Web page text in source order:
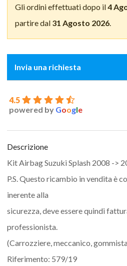
Gli ordini effettuati dopo il4
partire dal 31 Agosto 2026.
Invia una richiesta
4.5
powered by Google
Descrizione
Kit Airbag Suzuki Splash 2008 ->
P.S. Questo ricambio in vendita è
inerente alla
sicurezza, deve essere quindi
professionista.
(Carrozziere, meccanico,
Riferimento: 579/19